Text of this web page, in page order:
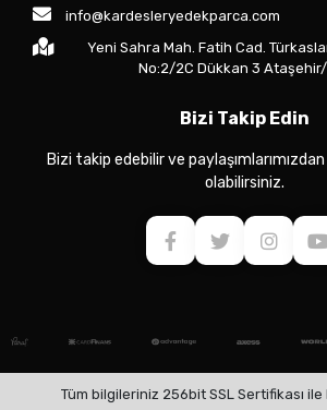
info@kardesleryedekparca.com
Yeni Sahra Mah. Fatih Cad.
No:2/2C Dükkan 3
Bizi Takip Edin
Bizi takip edebilir ve
olabilirsiniz.
Tüm bilgileriniz 256bit SSL Sertifikası ile